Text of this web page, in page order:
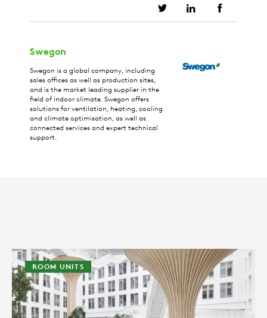
Swegon
Swegon is a global company, including
sales offices as well as production sites,
and is the market leading supplier in the
field of indoor climate. Swegon offers
solutions for ventilation, heating, cooling
and climate optimisation, as well as
connected services and expert technical
support.
ROOM UNITS